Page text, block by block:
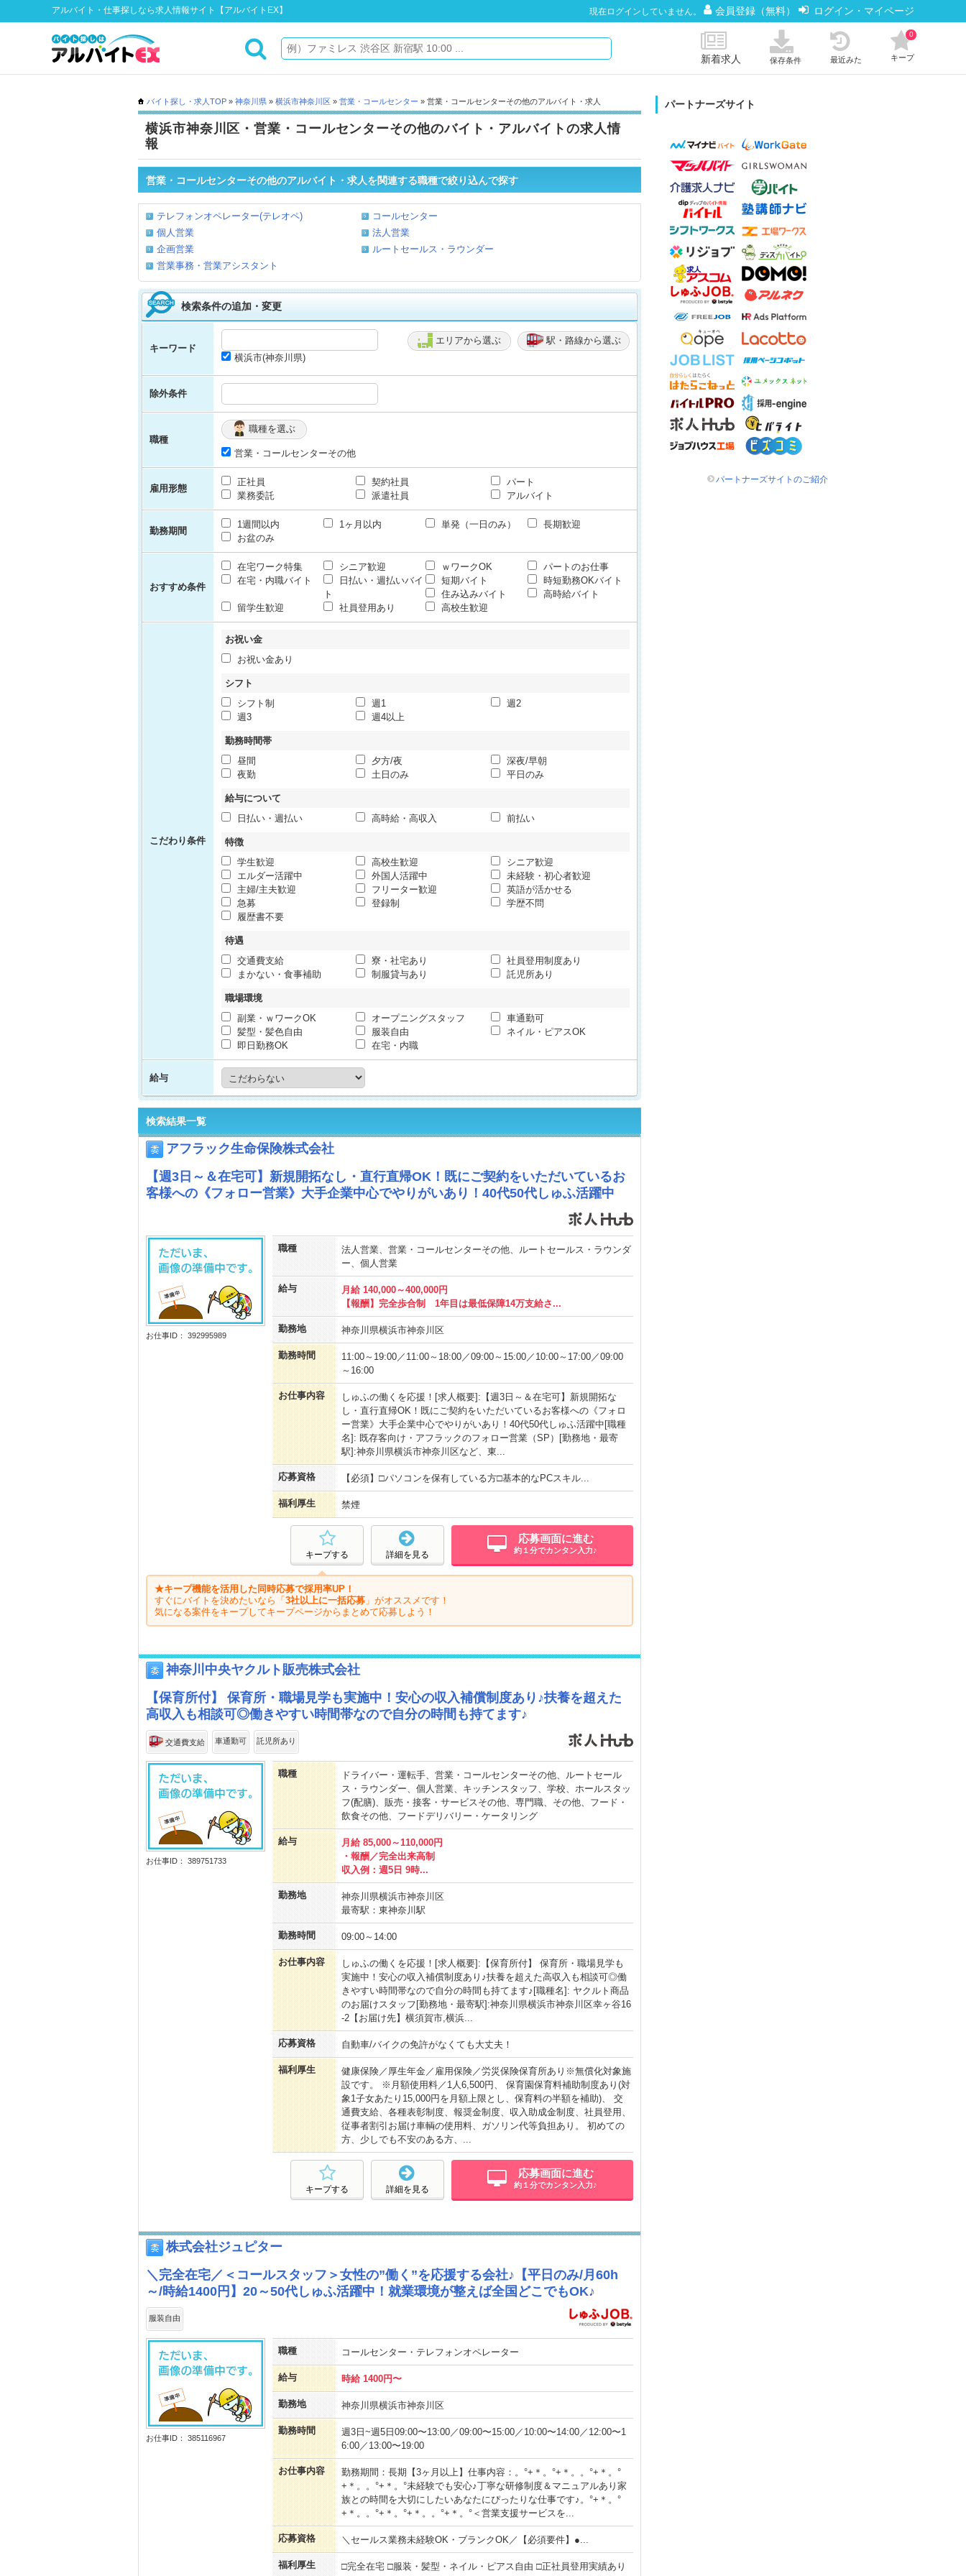
アルバイト・仕事探しなら求人情報サイト【アルバイトEX】 現在ログインしていません。 会員登録（無料） ログイン・マイページ
新着求人 保存条件 最近みた キープ
0
バイト探し・求人TOP » 神奈川県 » 横浜市神奈川区 » 営業・コールセンター » 営業・コールセンターその他のアルバイト・求人
横浜市神奈川区・営業・コールセンターその他のバイト・アルバイトの求人情
報
営業・コールセンターその他のアルバイト・求人を関連する職種で絞り込んで探す
テレフォンオペレーター(テレオペ)
コールセンター
個人営業
法人営業
企画営業
ルートセールス・ラウンダー
営業事務・営業アシスタント
検索条件の追加・変更
キーワード
エリアから選ぶ
駅・路線から選ぶ
横浜市(神奈川県)
除外条件
職種
職種を選ぶ
営業・コールセンターその他
雇用形態
正社員 契約社員
パート
業務委託
派遣社員 アルバイト
勤務期間
1週間以内 1ヶ月以内 単発（一日のみ）
長期歓迎
お盆のみ
おすすめ条件
在宅ワーク特集 シニア歓迎 ｗワークOK
パートのお仕事
在宅・内職バイト
日払い・週払いバイ
ト
短期バイト
時短勤務OKバイト
住み込みバイト
高時給バイト
留学生歓迎
社員登用あり 高校生歓迎
こだわり条件
お祝い金
お祝い金あり
シフト
シフト制
週1
週2
週3
週4以上
勤務時間帯
昼間
夕方/夜
深夜/早朝
夜勤
土日のみ 平日のみ
給与について
日払い・週払い
高時給・高収入 前払い
特徴
学生歓迎
高校生歓迎
シニア歓迎
エルダー活躍中
外国人活躍中
未経験・初心者歓迎
主婦/主夫歓迎
フリーター歓迎
英語が活かせる
急募
登録制
学歴不問
履歴書不要
待遇
交通費支給
寮・社宅あり
社員登用制度あり
まかない・食事補助
制服貸与あり 託児所あり
職場環境
副業・ｗワークOK
オープニングスタッフ
車通勤可
髪型・髪色自由
服装自由
ネイル・ピアスOK
即日勤務OK
在宅・内職
給与
検索結果一覧
アフラック生命保険株式会社
【週3日～＆在宅可】新規開拓なし・直行直帰OK！既にご契約をいただいているお
客様への《フォロー営業》大手企業中心でやりがいあり！40代50代しゅふ活躍中
お仕事ID： 392995989
職種
法人営業、営業・コールセンターその他、ルートセールス・ラウンダ
ー、個人営業
給与
月給 140,000～400,000円
【報酬】完全歩合制 1年目は最低保障14万支給さ...
勤務地 神奈川県横浜市神奈川区
勤務時間
11:00～19:00／11:00～18:00／09:00～15:00／10:00～17:00／09:00
～16:00
お仕事内容
しゅふの働くを応援！[求人概要]:【週3日～＆在宅可】新規開拓な
し・直行直帰OK！既にご契約をいただいているお客様への《フォロ
ー営業》大手企業中心でやりがいあり！40代50代しゅふ活躍中[職種
名]: 既存客向け・アフラックのフォロー営業（SP）[勤務地・最寄
駅]:神奈川県横浜市神奈川区など、東...
応募資格 【必須】□パソコンを保有している方□基本的なPCスキル...
福利厚生 禁煙
応募画面に進む
約１分でカンタン入力♪
詳細を見る
キープする
★キープ機能を活用した同時応募で採用率UP！
すぐにバイトを決めたいなら「 3社以上に一括応募 」がオススメです！
気になる案件をキープしてキープページからまとめて応募しよう！
神奈川中央ヤクルト販売株式会社
【保育所付】 保育所・職場見学も実施中！安心の収入補償制度あり♪扶養を超えた
高収入も相談可◎働きやすい時間帯なので自分の時間も持てます♪
交通費支給 車通勤可 託児所あり
お仕事ID： 389751733
職種
ドライバー・運転手、営業・コールセンターその他、ルートセール
ス・ラウンダー、個人営業、キッチンスタッフ、学校、ホールスタッ
フ(配膳)、販売・接客・サービスその他、専門職、その他、フード・
飲食その他、フードデリバリー・ケータリング
給与
月給 85,000～110,000円
・報酬／完全出来高制
収入例：週5日 9時...
勤務地
神奈川県横浜市神奈川区
最寄駅：東神奈川駅
勤務時間 09:00～14:00
お仕事内容
しゅふの働くを応援！[求人概要]:【保育所付】 保育所・職場見学も
実施中！安心の収入補償制度あり♪扶養を超えた高収入も相談可◎働
きやすい時間帯なので自分の時間も持てます♪[職種名]: ヤクルト商品
のお届けスタッフ[勤務地・最寄駅]:神奈川県横浜市神奈川区幸ヶ谷16
-2【お届け先】横須賀市,横浜...
応募資格 自動車/バイクの免許がなくても大丈夫！
福利厚生
健康保険／厚生年金／雇用保険／労災保険保育所あり※無償化対象施
設です。 ※月額使用料／1人6,500円、 保育園保育料補助制度あり(対
象1子女あたり15,000円を月額上限とし、保育料の半額を補助)、 交
通費支給、各種表彰制度、報奨金制度、収入助成金制度、社員登用、
従事者割引お届け車輌の使用料、ガソリン代等負担あり。 初めての
方、少しでも不安のある方、...
応募画面に進む
約１分でカンタン入力♪
詳細を見る
キープする
株式会社ジュピター
＼完全在宅／＜コールスタッフ＞女性の”働く”を応援する会社♪【平日のみ/月60h
～/時給1400円】20～50代しゅふ活躍中！就業環境が整えば全国どこでもOK♪
服装自由
お仕事ID： 385116967
職種 コールセンター・テレフォンオペレーター
給与 時給 1400円〜
勤務地 神奈川県横浜市神奈川区
勤務時間
週3日~週5日09:00〜13:00／09:00〜15:00／10:00〜14:00／12:00〜1
6:00／13:00〜19:00
お仕事内容
勤務期間：長期【3ヶ月以上】仕事内容：。°+＊。°+＊。。°+＊。°
+＊。。°+＊。°未経験でも安心♪丁寧な研修制度＆マニュアルあり家
族との時間を大切にしたいあなたにぴったりな仕事です♪。°+＊。°
+＊。。°+＊。°+＊。。°+＊。°＜営業支援サービスを...
応募資格 ＼セールス業務未経験OK・ブランクOK／【必須要件】●...
福利厚生 □完全在宅 □服装・髪型・ネイル・ピアス自由 □正社員登用実績あり
パートナーズサイト
パートナーズサイトのご紹介